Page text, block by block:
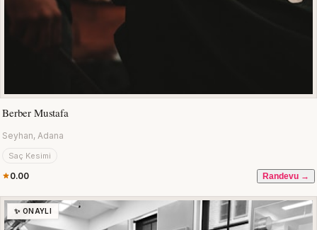
Berber Mustafa
Seyhan, Adana
Saç Kesimi
0.00 Randevu →
✨ ONAYLI